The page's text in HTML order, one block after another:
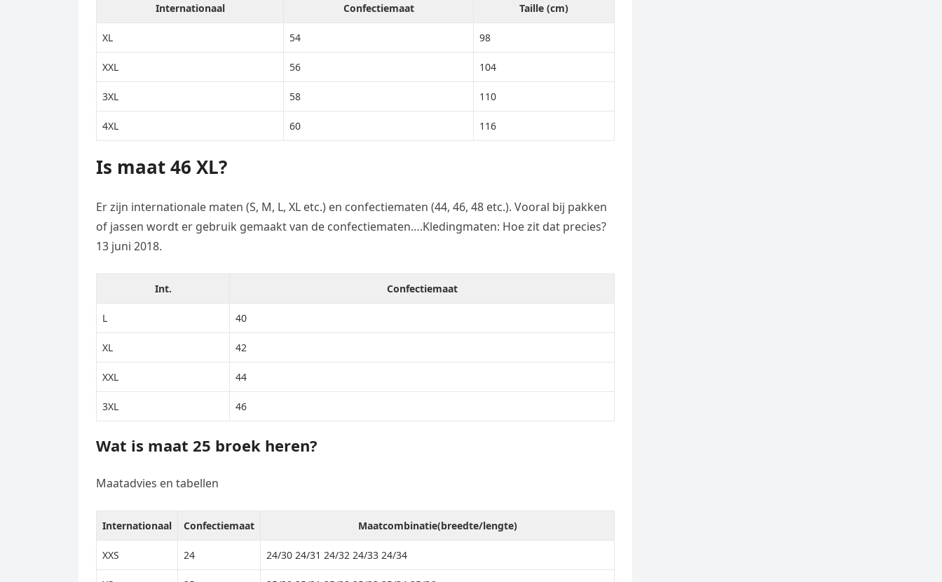
Internationaal Confectiemaat Taille (cm)
XL 54 98
XXL 56 104
3XL 58 110
4XL 60 116
Is maat 46 XL?
Er zijn internationale maten (S, M, L, XL etc.) en confectiematen (44, 46, 48 etc.). Vooral bij pakken
of jassen wordt er gebruik gemaakt van de confectiematen….Kledingmaten: Hoe zit dat precies?
13 juni 2018.
Int. Confectiemaat
L 40
XL 42
XXL 44
3XL 46
Wat is maat 25 broek heren?
Maatadvies en tabellen
Internationaal Confectiemaat Maatcombinatie(breedte/lengte)
XXS 24 24/30 24/31 24/32 24/33 24/34